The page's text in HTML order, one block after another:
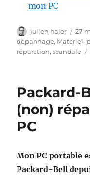
mon PC
Auteur
julien haler
le
27
dépannage, Materiel,
réparation,scandale
Packard-
(non)
PC
Mon PC portable
Packard-Bell